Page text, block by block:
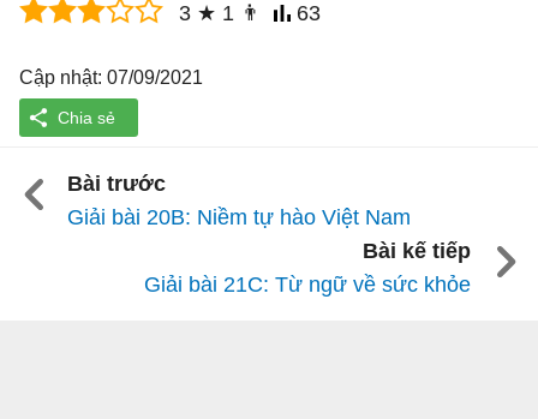
3 ★ 1 👨 63
Cập nhật: 07/09/2021
Bài trước
Giải bài 20B: Niềm tự hào Việt Nam
Bài kế tiếp
Giải bài 21C: Từ ngữ về sức khỏe